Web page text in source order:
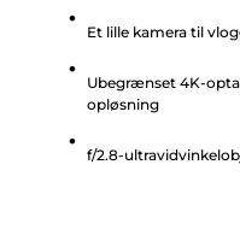
stjerner.
anmeldelser
Et lille kamera til
Ubegrænset 4K-
opløsning
f/2.8-